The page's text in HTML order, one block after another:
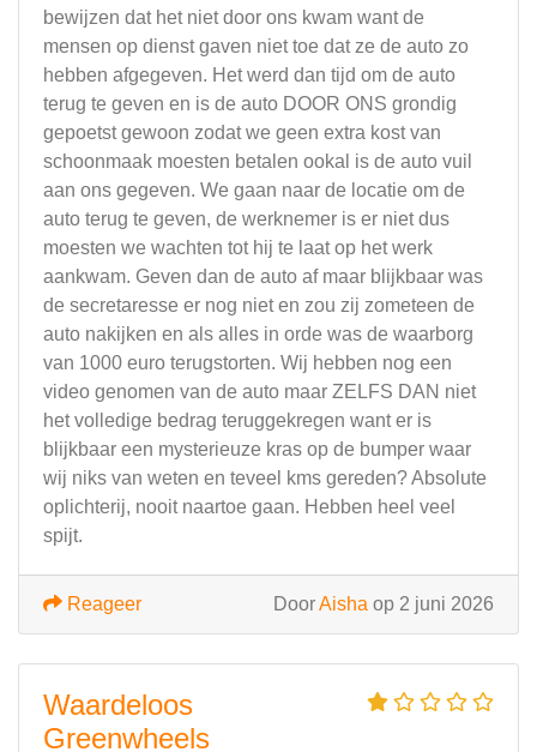
bewijzen dat het niet door ons kwam want de
mensen op dienst gaven niet toe dat ze de auto zo
hebben afgegeven. Het werd dan tijd om de auto
terug te geven en is de auto DOOR ONS grondig
gepoetst gewoon zodat we geen extra kost van
schoonmaak moesten betalen ookal is de auto vuil
aan ons gegeven. We gaan naar de locatie om de
auto terug te geven, de werknemer is er niet dus
moesten we wachten tot hij te laat op het werk
aankwam. Geven dan de auto af maar blijkbaar was
de secretaresse er nog niet en zou zij zometeen de
auto nakijken en als alles in orde was de waarborg
van 1000 euro terugstorten. Wij hebben nog een
video genomen van de auto maar ZELFS DAN niet
het volledige bedrag teruggekregen want er is
blijkbaar een mysterieuze kras op de bumper waar
wij niks van weten en teveel kms gereden? Absolute
oplichterij, nooit naartoe gaan. Hebben heel veel
spijt.
DoorAisha op 2 juni 2026
Reageer
Waardeloos
Greenwheels